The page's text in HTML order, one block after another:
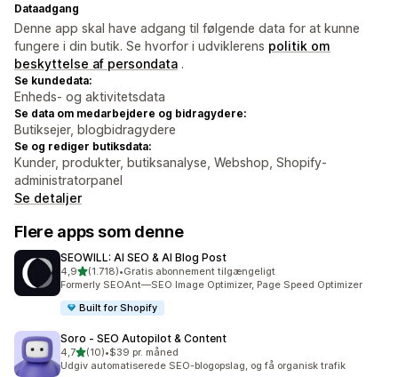
Dataadgang
Denne app skal have adgang til følgende data for at kunne
fungere i din butik. Se hvorfor i udviklerens politik om
beskyttelse af persondata .
Se kundedata:
Enheds- og aktivitetsdata
Se data om medarbejdere og bidragydere:
Butiksejer, blogbidragydere
Se og rediger butiksdata:
Kunder, produkter, butiksanalyse, Webshop, Shopify-
administratorpanel
Se detaljer
Flere apps som denne
SEOWILL: AI SEO & AI Blog Post
4,9ud af 5 stjerner
(1.718)
1718 anmeldelser i alt
•Gratis abonnement tilgængeligt
Formerly SEOAnt—SEO Image Optimizer, Page Speed Optimizer
Built for Shopify
Soro ‑ SEO Autopilot & Content
4,7ud af 5 stjerner
(10)
10 anmeldelser i alt
•$39 pr. måned
Udgiv automatiserede SEO-blogopslag, og få organisk trafik